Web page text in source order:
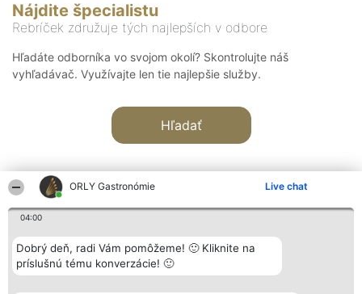
ORLY Gastronómie Live chat
04:00
Dobrý deň, radi Vám pomôžeme! 🙂 Kliknite na
príslušnú tému konverzácie! 🙂
Nájdite špecialistu
Rebríček združuje tých najlepších v odbore
Hľadáte odborníka vo svojom okolí? Skontrolujte náš
vyhľadávač. Využívajte len tie najlepšie služby.
Hľadať
Organizátor hodnotenia
Bright Side Solutions sp. z o.
o. sp. k.
Wrocław 50-079
Hodnotenie
Laureáti
Lista
Laureatów
Kontakt
Kontakt